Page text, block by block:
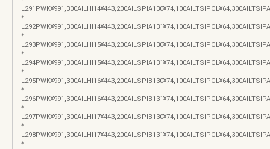
＊
＊
＊
＊
＊
＊
＊
＊